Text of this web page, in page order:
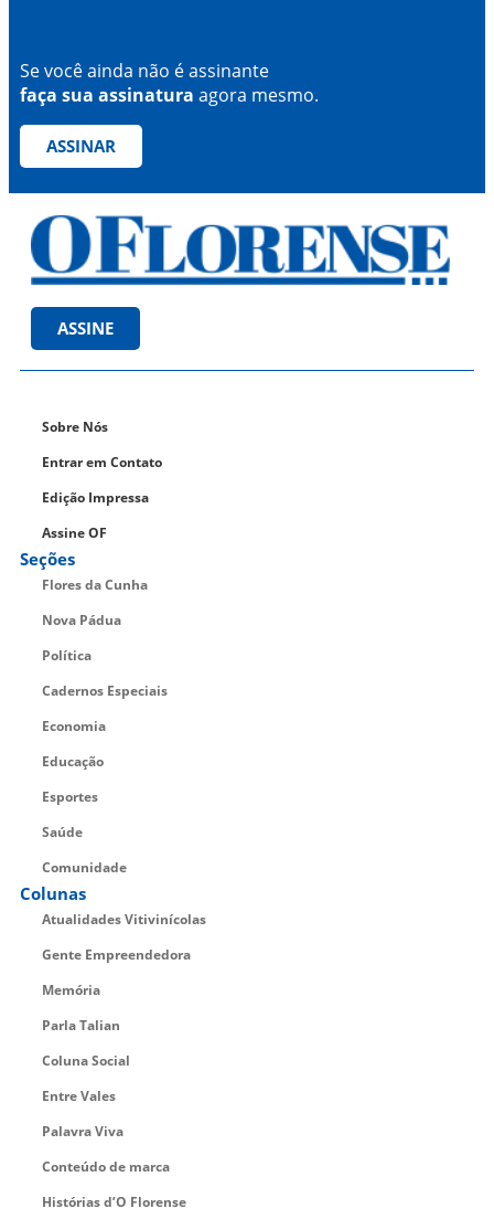
Se você ainda não é assinante
faça sua assinatura agora mesmo.
ASSINAR
ASSINE
Sobre Nós
Entrar em Contato
Edição Impressa
Assine OF
Seções
Flores da Cunha
Nova Pádua
Política
Cadernos Especiais
Economia
Educação
Esportes
Saúde
Comunidade
Colunas
Atualidades Vitivinícolas
Gente Empreendedora
Memória
Parla Talian
Coluna Social
Entre Vales
Palavra Viva
Conteúdo de marca
Histórias d’O Florense